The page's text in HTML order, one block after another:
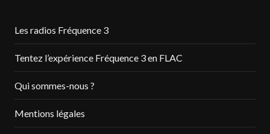
Les radios Fréquence 3
Tentez l’expérience Fréquence 3 en FLAC
Qui sommes-nous ?
Mentions légales